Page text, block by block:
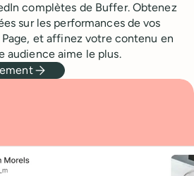
complètes de Buffer. Obtenez
sur les performances de vos
et affinez votre contenu en
audience aime le plus.